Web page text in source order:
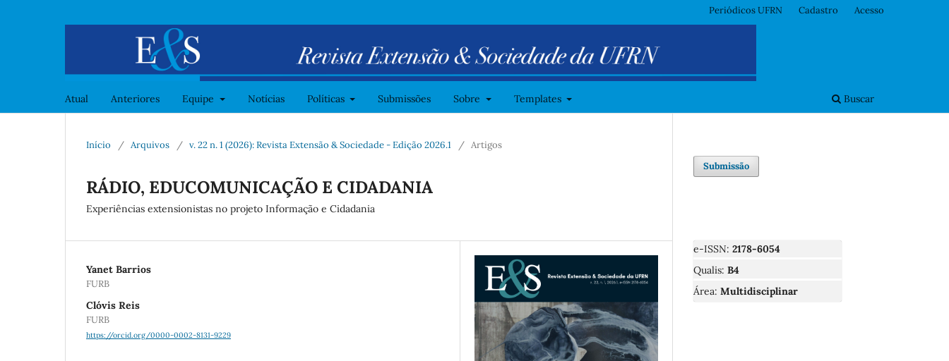
Atual Anteriores Equipe Notícias Políticas Submissões Sobre Templates Buscar
Periódicos UFRN Cadastro Acesso
Início / Arquivos / v. 22 n. 1 (2026): Revista Extensão & Sociedade - Edição 2026.1 / Artigos
RÁDIO, EDUCOMUNICAÇÃO E CIDADANIA
Experiências extensionistas no projeto Informação e Cidadania
Yanet Barrios
FURB
Clóvis Reis
FURB
https://orcid.org/0000-0002-8131-9229
Submissão
e-ISSN: 2178-6054
Qualis: B4
Área: Multidisciplinar